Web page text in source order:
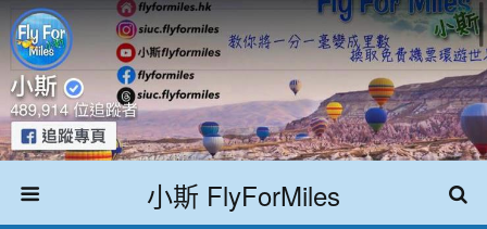
小斯 FlyForMiles